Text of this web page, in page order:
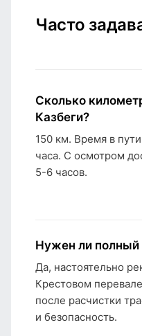
Часто
Сколько
Казбеги?
150 км. Время в
часа. С осмотром
5-6 часов.
Нужен ли полный
Да, настоятельно
Крестовом
после расчистки
и безопасность.